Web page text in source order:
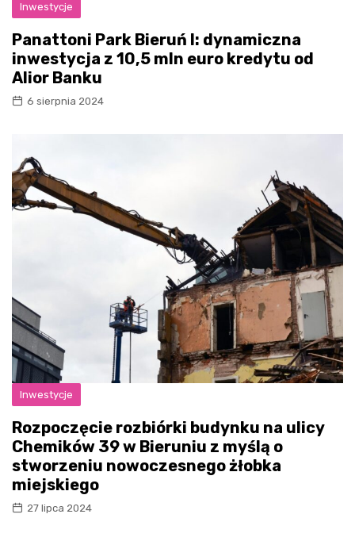
Inwestycje
Panattoni Park Bieruń I: dynamiczna
inwestycja z 10,5 mln euro kredytu od
Alior Banku
6 sierpnia 2024
Inwestycje
Rozpoczęcie rozbiórki budynku na ulicy
Chemików 39 w Bieruniu z myślą o
stworzeniu nowoczesnego żłobka
miejskiego
27 lipca 2024